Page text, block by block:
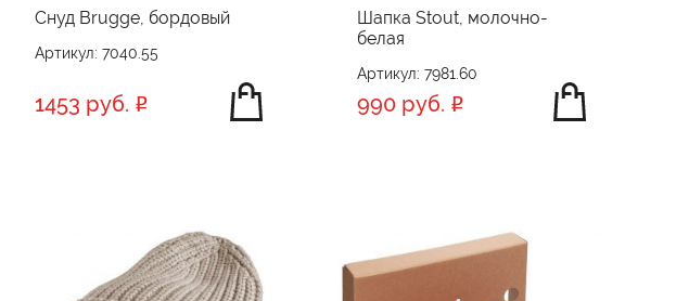
Снуд Brugge, бордовый
Артикул: 7040.55
1453 руб.
Шапка Stout, молочно-
белая
Артикул: 7981.60
990 руб.